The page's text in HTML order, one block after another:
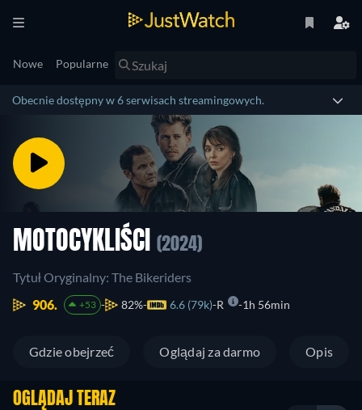
Nowe Popularne
Obecnie dostępny w 6 serwisach streamingowych.
MOTOCYKLIŚCI (2024)
Tytuł Oryginalny: The Bikeriders
906.
+53 82% 6.6 (79k) R 1h 56min
Gdzie obejrzeć Oglądaj za darmo Opis
OGLĄDAJ TERAZ